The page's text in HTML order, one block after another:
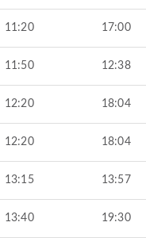
11:20 17:00
11:50 12:38
12:20 18:04
12:20 18:04
13:15 13:57
13:40 19:30